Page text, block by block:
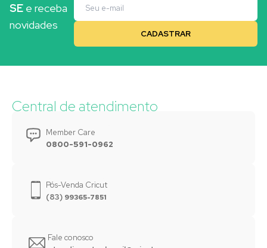
SE e receba
novidades
Central de atendimento
Member Care
0800-591-0962
Pós-Venda Cricut
(83) 99365-7851
Fale conosco